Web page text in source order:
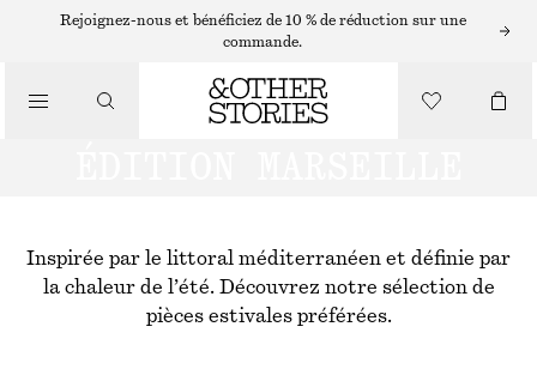
Rejoignez-nous et bénéficiez de 10 % de réduction sur une
commande.
Inspirée par le littoral méditerranéen et définie par
la chaleur de l’été. Découvrez notre sélection de
pièces estivales préférées.